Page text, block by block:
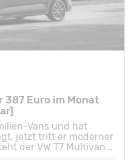
387 Euro im Monat
Vans und hat
jetzt tritt er moderner
der VW T7 Multivan...